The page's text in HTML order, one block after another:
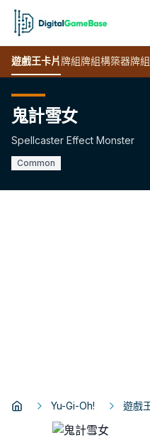
遊戲王卡片牌組牌組構築器牌
鬼計雪女
Spellcaster Effect Monster
Common
Yu-Gi-Oh! 遊戲